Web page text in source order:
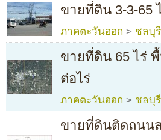
ขายที่ดิน 3-3-65
ภาคตะวันออก > ชลบุรี
ขายที่ดิน 65 ไร่
ต่อไร่
ภาคตะวันออก > ชลบุรี
ขายที่ดินติดถนน